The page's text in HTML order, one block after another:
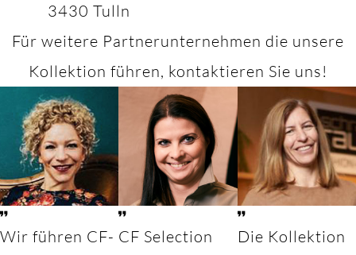
3430 Tulln
Für weitere Partnerunternehmen die unsere
Kollektion führen, kontaktieren Sie uns!
Wir führen CF- CF Selection
Die Kollektion